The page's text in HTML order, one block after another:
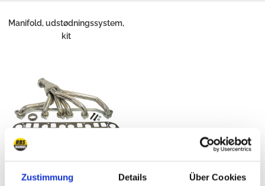
Zustimmung Details Über Cookies
Manifold, udstødningssystem,
kit
Tilgængeligt: